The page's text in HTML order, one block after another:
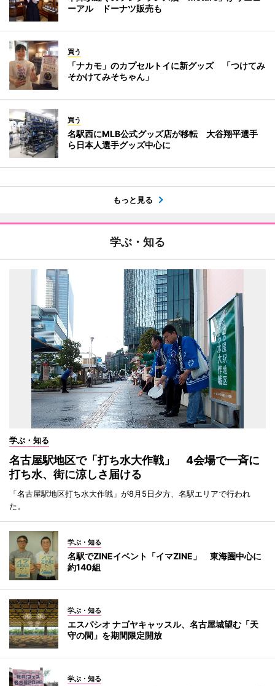
ーアル ドーナツ販売も
買う
「ナカモ」のカプセルトイに新グッズ 「つけてみ
そかけてみそちゃん」
買う
名駅西にMLB公式グッズ店が移転 大谷翔平選手
ら日本人選手グッズ中心に
もっと見る
学ぶ・知る
学ぶ・知る
名古屋駅地区で「打ち水大作戦」 4会場で一斉に
打ち水、街に涼しさ届ける
「名古屋駅地区打ち水大作戦」が8月5日夕方、名駅エリアで行われ
た。
学ぶ・知る
名駅でZINEイベント「イマZINE」 東海圏中心に
約140組
学ぶ・知る
エスパシオ ナゴヤキャッスル、名古屋城望む「天
守の間」を期間限定開放
学ぶ・知る